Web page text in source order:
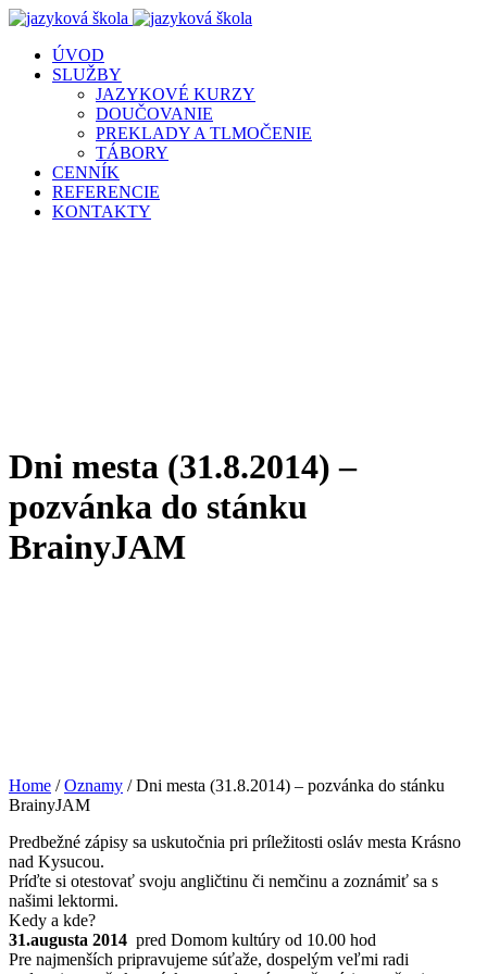
ÚVOD
SLUŽBY
JAZYKOVÉ KURZY
DOUČOVANIE
PREKLADY A TLMOČENIE
TÁBORY
CENNÍK
REFERENCIE
KONTAKTY
Dni mesta (31.8.2014) –
pozvánka do stánku
BrainyJAM
Home /Oznamy /Dni mesta (31.8.2014) – pozvánka do stánku
BrainyJAM
Predbežné zápisy sa uskutočnia pri príležitosti osláv mesta Krásno
nad Kysucou.
Príďte si otestovať svoju angličtinu či nemčinu a zoznámiť sa s
našimi lektormi.
Kedy a kde?
31.augusta 2014 pred Domom kultúry od 10.00 hod
Pre najmenších pripravujeme súťaže, dospelým veľmi radi